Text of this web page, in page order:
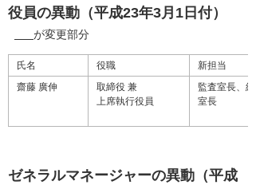
役員の異動（平成23年3月1日付）
が変更部分
氏名 役職
新担当
齋藤 廣伸
取締役 兼
上席執行役員
監査室長、
室長
ゼネラルマネージャーの異動（平成